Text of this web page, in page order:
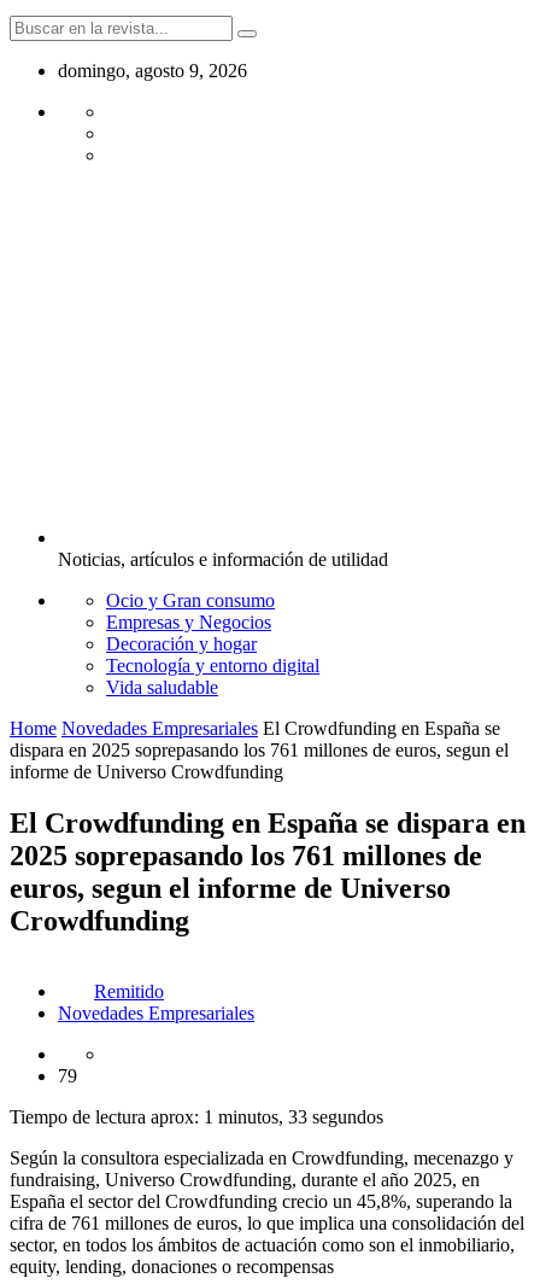
domingo, agosto 9, 2026
Noticias, artículos e información de utilidad
Ocio y Gran consumo
Empresas y Negocios
Decoración y hogar
Tecnología y entorno digital
Vida saludable
Home Novedades Empresariales El Crowdfunding en España se
dispara en 2025 soprepasando los 761 millones de euros, segun el
informe de Universo Crowdfunding
El Crowdfunding en España se dispara en
2025 soprepasando los 761 millones de
euros, segun el informe de Universo
Crowdfunding
Remitido
Novedades Empresariales
79
Tiempo de lectura aprox: 1 minutos, 33 segundos
Según la consultora especializada en Crowdfunding, mecenazgo y
fundraising, Universo Crowdfunding, durante el año 2025, en
España el sector del Crowdfunding crecio un 45,8%, superando la
cifra de 761 millones de euros, lo que implica una consolidación del
sector, en todos los ámbitos de actuación como son el inmobiliario,
equity, lending, donaciones o recompensas